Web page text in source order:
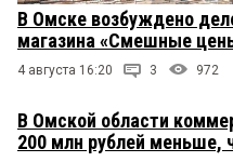
В Омске возбуждено
магазина «Смешные
4 августа 16:20 3 972
В Омской области
200 млн рублей меньше,